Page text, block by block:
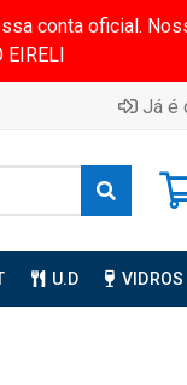
conta oficial.
EIRELI
Já é
U.D VIDROS